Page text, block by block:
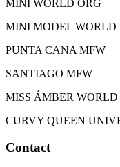
MINI WORLD ORG
MINI MODEL WORLD
PUNTA CANA MFW
SANTIAGO MFW
MISS ÁMBER WORLD
CURVY QUEEN
Contact